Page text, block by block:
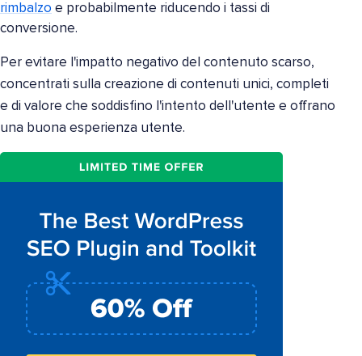
rimbalzo e probabilmente riducendo i tassi di
conversione.
Per evitare l'impatto negativo del contenuto scarso,
concentrati sulla creazione di contenuti unici, completi
e di valore che soddisfino l'intento dell'utente e offrano
una buona esperienza utente.